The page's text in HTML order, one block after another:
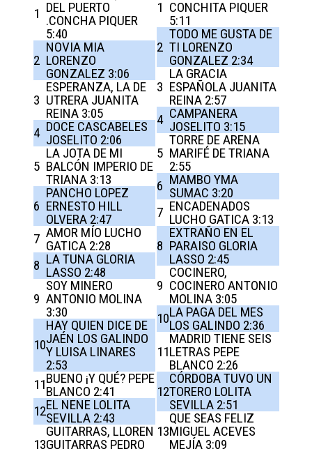
1 DEL PUERTO
.CONCHA PIQUER
5:40
2
NOVIA MIA
LORENZO
GONZALEZ 3:06
3
ESPERANZA, LA DE
UTRERA JUANITA
REINA 3:05
4 DOCE CASCABELES
JOSELITO 2:06
5
LA JOTA DE MI
BALCÓN IMPERIO DE
TRIANA 3:13
6
PANCHO LOPEZ
ERNESTO HILL
OLVERA 2:47
7 AMOR MÍO LUCHO
GATICA 2:28
8 LA TUNA GLORIA
LASSO 2:48
9
SOY MINERO
ANTONIO MOLINA
3:30
10
HAY QUIEN DICE DE
JAÉN LOS GALINDO
Y LUISA LINARES
2:53
11BUENO ¡Y QUÉ? PEPE
BLANCO 2:41
12EL NENE LOLITA
SEVILLA 2:43
13
GUITARRAS, LLOREN
GUITARRAS PEDRO
1 CONCHITA PIQUER
5:11
2
TODO ME GUSTA DE
TI LORENZO
GONZALEZ 2:34
3
LA GRACIA
ESPAÑOLA JUANITA
REINA 2:57
4 CAMPANERA
JOSELITO 3:15
5
TORRE DE ARENA
MARIFÉ DE TRIANA
2:55
6 MAMBO YMA
SUMAC 3:20
7 ENCADENADOS
LUCHO GATICA 3:13
8
EXTRAÑO EN EL
PARAISO GLORIA
LASSO 2:45
9
COCINERO,
COCINERO ANTONIO
MOLINA 3:05
10LA PAGA DEL MES
LOS GALINDO 2:36
11
MADRID TIENE SEIS
LETRAS PEPE
BLANCO 2:26
12
CÓRDOBA TUVO UN
TORERO LOLITA
SEVILLA 2:51
13
QUE SEAS FELIZ
MIGUEL ACEVES
MEJÍA 3:09